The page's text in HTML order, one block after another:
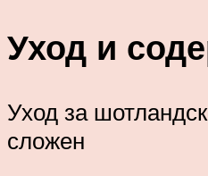
Уход и
Уход за
сложен